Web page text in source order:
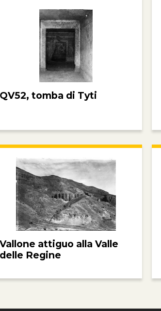
QV52, tomba di Tyti
Vallone attiguo alla Valle
delle Regine